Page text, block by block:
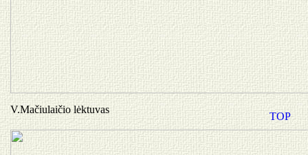
TOP
V.Mačiulaičio lėktuvas